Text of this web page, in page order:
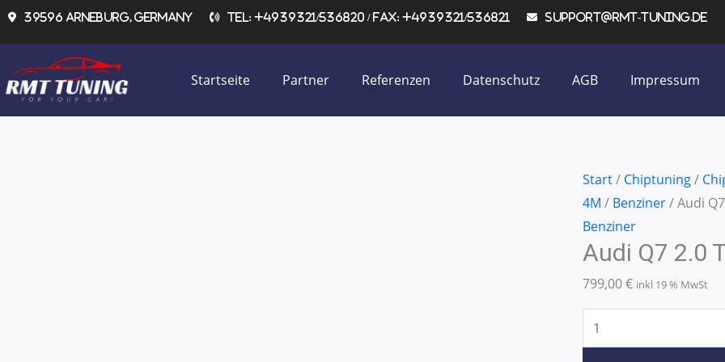
Zum39596 Arneburg, Germany Tel: +4939321/536820 / Fax: +4939321/536821 support@rmt-tuning.de
Startseite Partner Referenzen Datenschutz AGB Impressum
Start/ Chiptuning/
4M / Benziner/ Audi
Benziner
Audi Q7 2.0
799,00€ inkl 19 % MwSt
Audi
Q7
2.0
TFSI
Menge